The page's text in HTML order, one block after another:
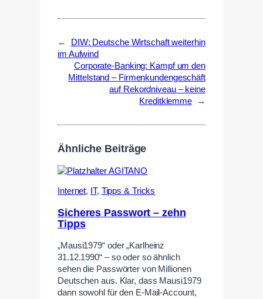
←
DIW: Deutsche Wirtschaft weiterhin
im Aufwind
Corporate-Banking: Kampf um den
Mittelstand – Firmenkundengeschäft
auf Rekordniveau – keine
Kreditklemme
→
Ähnliche Beiträge
Internet, IT, Tipps & Tricks
Sicheres Passwort – zehn
Tipps
„Mausi1979“ oder „Karlheinz
31.12.1990“ – so oder so ähnlich
sehen die Passwörter von Millionen
Deutschen aus. Klar, dass Mausi1979
dann sowohl für den E-Mail-Account,